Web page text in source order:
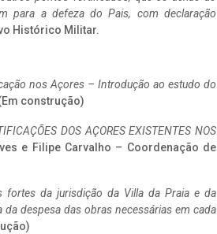
para a defeza do Pais, com declaração
Histórico Militar.
nos Açores – Introdução ao estudo do
construção)
DOS AÇORES EXISTENTES NOS
e Filipe Carvalho – Coordenação de
fortes da jurisdição da Villa da Praia e da
despesa das obras necessárias em cada